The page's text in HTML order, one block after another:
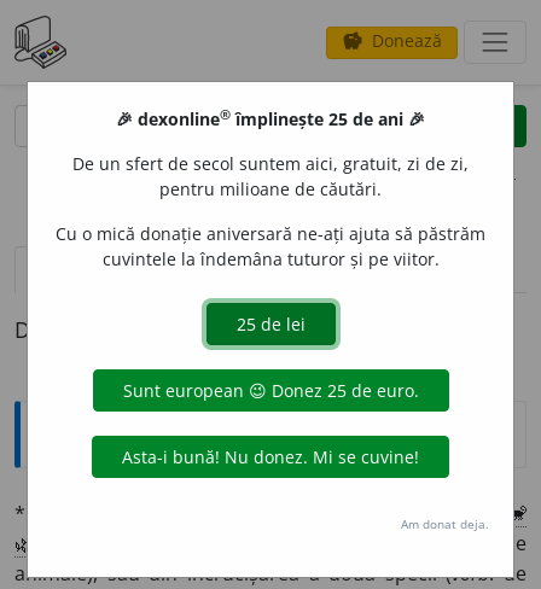
savings Donează
clear
opțiuni
definiții (1) pronunțievolume_up (2)
Definiția cu ID-ul 1335964:
Explicative DEX
*
🐒
🌿
. de
animale), sau din încrucișarea a două specii (vorb. de
🎉 dexonline® împlinește 25 de ani 🎉
De un sfert de secol suntem aici, gratuit, zi de zi,
pentru milioane de căutări.
Cu o mică donație aniversară ne-ați ajuta să păstrăm
cuvintele la îndemâna tuturor și pe viitor.
Am donat deja.